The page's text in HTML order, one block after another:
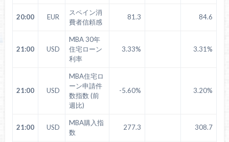
20:00 EUR
スペイン消
費者信頼感
81.3 84.6
21:00 USD
MBA 30年
住宅ローン
利率
3.33% 3.31%
21:00 USD
MBA住宅ロ
ーン申請件
数指数 (前
週比)
-5.60% 3.20%
21:00 USD
MBA購入指
数
277.3 308.7